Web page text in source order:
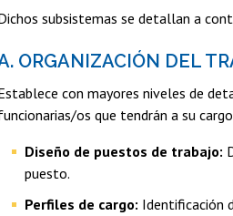
subsistemas se detallan a
ORGANIZACIÓN DEL
con mayores niveles de
os que tendrán a su
Diseño de puestos de trabajo:
puesto.
Perfiles de cargo: Identificación